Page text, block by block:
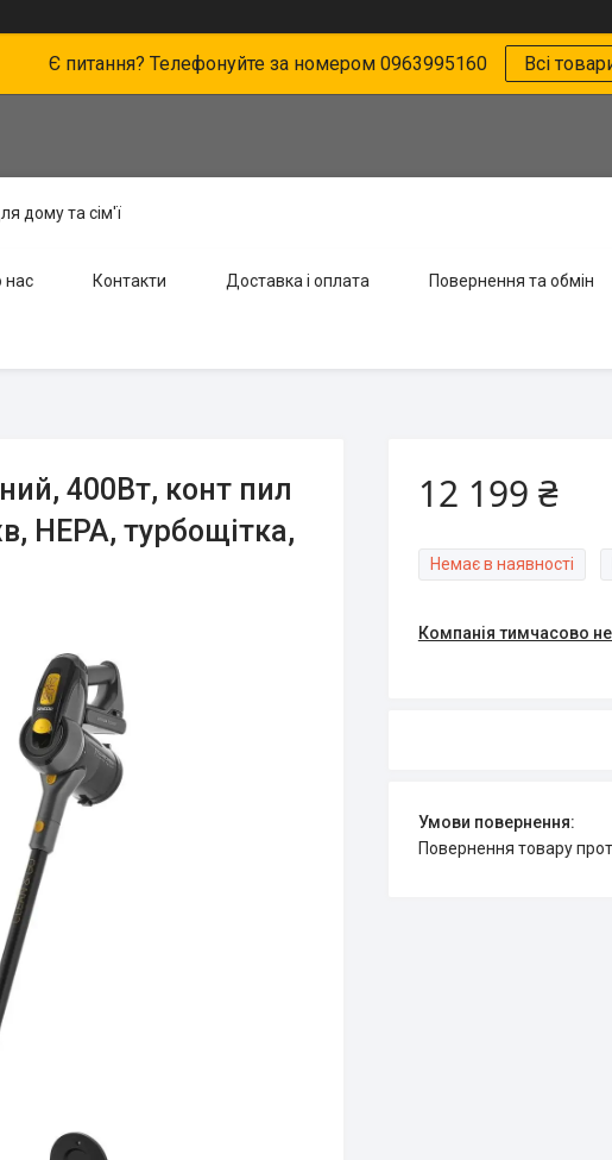
Є питання? Телефонуйте за номером 0963995160 Всі
дому та сім'ї
нас Контакти Доставка і оплата Повернення та обмін
400Вт, конт пил
НЕРА, турбощітка,
12 199 ₴
Немає в наявності
Компанія тимчасово
повернення товару